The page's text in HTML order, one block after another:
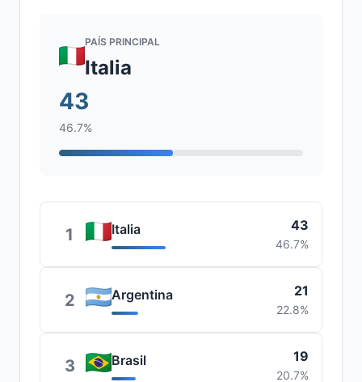
PAÍS PRINCIPAL
Italia
43
46.7%
1 Italia 43
46.7%
2 Argentina 21
22.8%
3 Brasil 19
20.7%